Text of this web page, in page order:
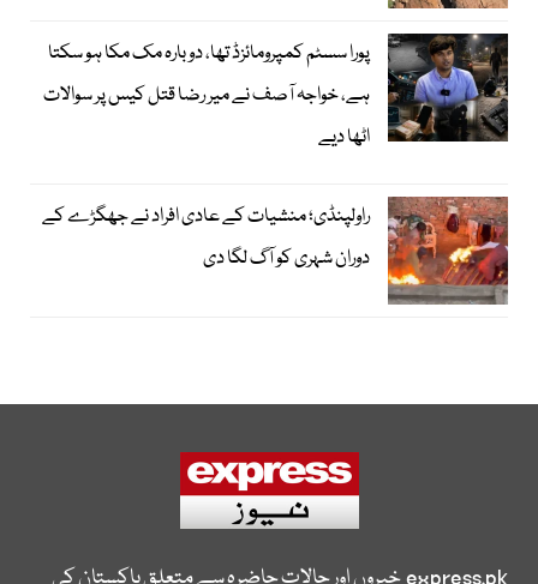
پورا سسٹم کمپرومائزڈ تھا، دوبارہ مک مکا ہو سکتا
ہے، خواجہ آصف نے میر رضا قتل کیس پر سوالات
اٹھا دیے
راولپنڈی؛ منشیات کے عادی افراد نے جھگڑے کے
دوران شہری کو آگ لگا دی